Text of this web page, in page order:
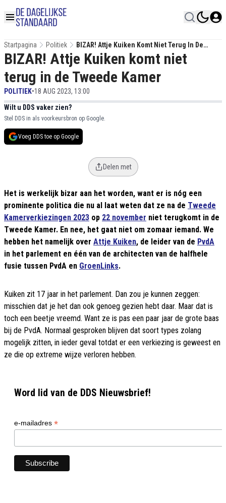
Startpagina Politiek
BIZAR! Attje Kuiken Komt Niet Terug In De
Tweede Kamer
BIZAR! Attje Kuiken komt niet
terug in de Tweede Kamer
POLITIEK•18 AUG 2023, 13:00
Wilt u DDS vaker zien?
Stel DDS in als voorkeursbron op Google.
Voeg DDS toe op Google
Delen met
Het is werkelijk bizar aan het worden, want er is nóg een
prominente politica die nu al laat weten dat ze na de Tweede
Kamerverkiezingen 2023 op 22 november niet terugkomt in de
Tweede Kamer. En nee, het gaat niet om zomaar iemand. We
hebben het namelijk over Attje Kuiken, de leider van de PvdA
in het parlement en één van de architecten van de halfhele
fusie tussen PvdA en GroenLinks.
Kuiken zit 17 jaar in het parlement. Dan zou je kunnen zeggen:
misschien dat je het dan ook genoeg gezien hebt daar. Maar dat is
toch een beetje vreemd. Want ze is pas een paar jaar de grote baas
bij de PvdA. Normaal gesproken blijven dat soort types zolang
mogelijk zitten, in ieder geval totdat er een verkiezing is geweest en
ze die op extreme wijze verloren hebben.
Word lid van de DDS Nieuwsbrief!
e-mailadres *